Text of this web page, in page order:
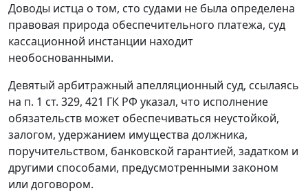
Доводы истца о том, сто судами не была определена
правовая природа обеспечительного платежа, суд
кассационной инстанции находит
необоснованными.
Девятый арбитражный апелляционный суд, ссылаясь
на п. 1 ст. 329, 421 ГК РФ указал, что исполнение
обязательств может обеспечиваться неустойкой,
залогом, удержанием имущества должника,
поручительством, банковской гарантией, задатком и
другими способами, предусмотренными законом
или договором.